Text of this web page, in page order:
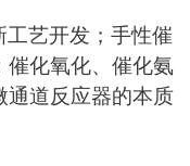
艺开发； 手性催
催化氧化、催化氨
通道反应器的本质